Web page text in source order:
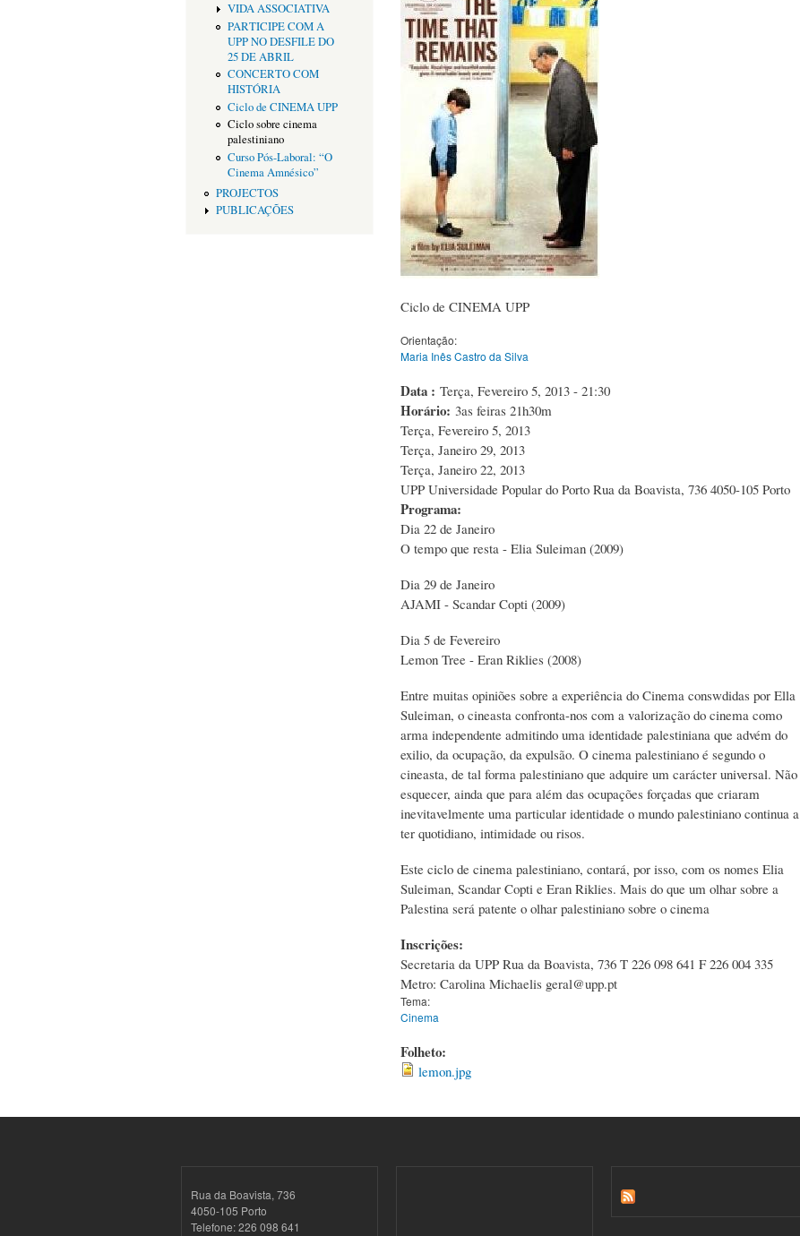
VIDA ASSOCIATIVA
PARTICIPE COM A
UPP NO DESFILE DO
25 DE ABRIL
CONCERTO COM
HISTÓRIA
Ciclo de CINEMA UPP
Ciclo sobre cinema
palestiniano
Curso Pós-Laboral: “O
Cinema Amnésico”
PROJECTOS
PUBLICAÇÕES
Ciclo de CINEMA UPP
Orientação:
Maria Inês Castro da Silva
Data : Terça, Fevereiro 5, 2013 - 21:30
Horário: 3as feiras 21h30m
Terça, Fevereiro 5, 2013
Terça, Janeiro 29, 2013
Terça, Janeiro 22, 2013
UPP Universidade Popular do Porto Rua da Boavista, 736 4050-105 Porto
Programa:
Dia 22 de Janeiro
O tempo que resta - Elia Suleiman (2009)
Dia 29 de Janeiro
AJAMI - Scandar Copti (2009)
Dia 5 de Fevereiro
Lemon Tree - Eran Riklies (2008)
Entre muitas opiniões sobre a experiência do Cinema conswdidas por Ella
Suleiman, o cineasta confronta-nos com a valorização do cinema como
arma independente admitindo uma identidade palestiniana que advém do
exilio, da ocupação, da expulsão. O cinema palestiniano é segundo o
cineasta, de tal forma palestiniano que adquire um carácter universal. Não
esquecer, ainda que para além das ocupações forçadas que criaram
inevitavelmente uma particular identidade o mundo palestiniano continua a
ter quotidiano, intimidade ou risos.
Este ciclo de cinema palestiniano, contará, por isso, com os nomes Elia
Suleiman, Scandar Copti e Eran Riklies. Mais do que um olhar sobre a
Palestina será patente o olhar palestiniano sobre o cinema
Inscrições:
Secretaria da UPP Rua da Boavista, 736 T 226 098 641 F 226 004 335
Metro: Carolina Michaelis geral@upp.pt
Tema:
Cinema
Folheto:
lemon.jpg
Rua da Boavista, 736
4050-105 Porto
Telefone: 226 098 641